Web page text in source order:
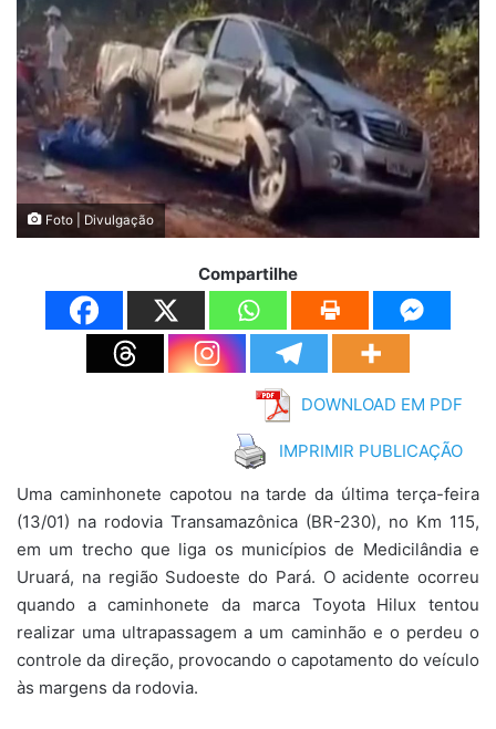
Foto | Divulgação
Compartilhe
DOWNLOAD EM PDF
IMPRIMIR PUBLICAÇÃO
Uma caminhonete capotou na tarde da última terça-feira
(13/01) na rodovia Transamazônica (BR-230), no Km 115,
em um trecho que liga os municípios de Medicilândia e
Uruará, na região Sudoeste do Pará. O acidente ocorreu
quando a caminhonete da marca Toyota Hilux tentou
realizar uma ultrapassagem a um caminhão e o perdeu o
controle da direção, provocando o capotamento do veículo
às margens da rodovia.